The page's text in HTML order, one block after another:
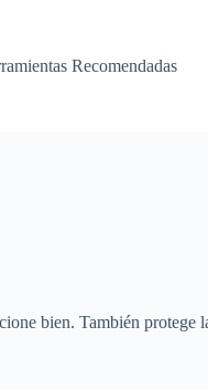
Recomendadas
bien. También protege